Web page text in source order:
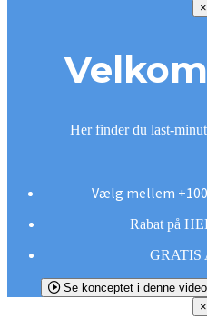
×
Her finder du last-
Vælg mellem
Rabat på
GRATIS
Se konceptet i denne video
×